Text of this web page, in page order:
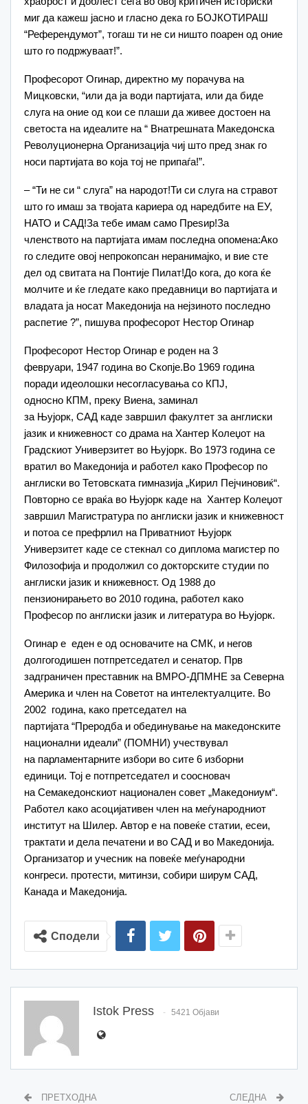
миг да кажеш јасно и гласно дека го БОЈКОТИРАШ
“Референдумот”, тогаш ти не си ништо поарен од оние
што го подржуваат!”.
Професорот Огинар, директно му порачува на
Мицковски, “или да ја води партијата, или да биде
слуга на оние од кои се плаши да живее достоен на
светоста на идеалите на “ Внатрешната Македонска
Револуционерна Организација чиј што пред знак го
носи партијата во која тој не припаѓа!”.
– “Ти не си “ слуга” на народот!Ти си слуга на стравот
што го имаш за твојата кариера од наредбите на ЕУ,
НАТО и САД!За тебе имам само Преѕир!За
членството на партијата имам последна опомена:Ако
го следите овој непрокопсан неранимајко, и вие сте
дел од свитата на Понтије Пилат!До кога, до кога ќе
молчите и ќе гледате како предавници во партијата и
владата ја носат Македонија на нејзиното последно
распетие ?”, пишува професорот Нестор Огинар
Професорот Нестор Огинар е роден на 3
февруари, 1947 година во Скопје.Во 1969 година
поради идеолошки несогласувања со КПЈ,
односно КПМ, преку Виена, заминал
за Њујорк, САД каде завршил факултет за англиски
јазик и книжевност со драма на Хантер Колеџот на
Градскиот Универзитет во Њујорк. Во 1973 година се
вратил во Македонија и работел како Професор по
англиски во Тетовската гимназија „Кирил Пејчиновиќ“.
Повторно се враќа во Њујорк каде на Хантер Колеџот
завршил Магистратура по англиски јазик и книжевност
и потоа се префрлил на Приватниот Њујорк
Универзитет каде се стекнал со диплома магистер по
Филозофија и продолжил со докторските студии по
англиски јазик и книжевност. Од 1988 до
пензионирањето во 2010 година, работел како
Професор по англиски јазик и литература во Њујорк.
Огинар е еден е од основачите на СМК, и негов
долгогодишен потпретседател и сенатор. Прв
задграничен преставник на ВМРО-ДПМНЕ за Северна
Америка и член на Советот на интелектуалците. Во
2002 година, како претседател на
партијата “Преродба и обединување на македонските
национални идеали” (ПОМНИ) учествувал
на парламентарните избори во сите 6 изборни
единици. Тој е потпретседател и соосновач
на Семакедонскиот национален совет „Македониум“.
Работел како асоцијативен член на меѓународниот
институт на Шилер. Автор е на повеќе статии, есеи,
трактати и дела печатени и во САД и во Македонија.
Организатор и учесник на повеќе меѓународни
конгреси. протести, митинзи, собири ширум САД,
Канада и Македонија.
Сподели
Istok Press 5421 Објави
ПРЕТХОДНА СЛЕДНА